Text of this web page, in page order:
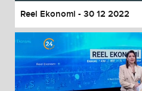
Reel Ekonomi - 30 12 2022